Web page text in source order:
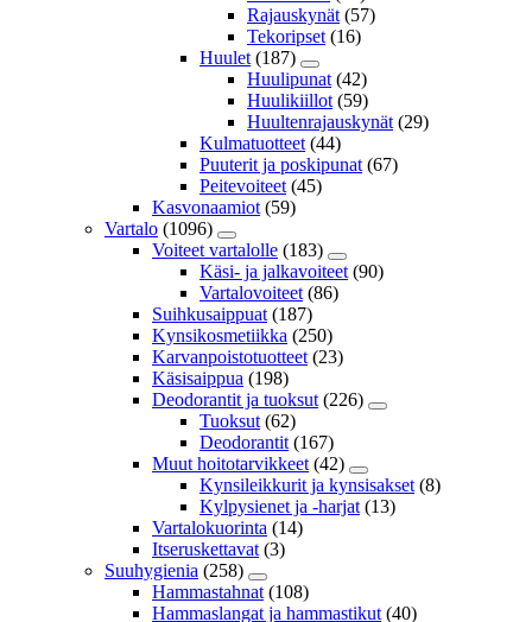
Rajauskynät (57)
Tekoripset (16)
Huulet (187)
Huulipunat (42)
Huulikiillot (59)
Huultenrajauskynät (29)
Kulmatuotteet (44)
Puuterit ja poskipunat (67)
Peitevoiteet (45)
Kasvonaamiot (59)
Vartalo (1096)
Voiteet vartalolle (183)
Käsi- ja jalkavoiteet (90)
Vartalovoiteet (86)
Suihkusaippuat (187)
Kynsikosmetiikka (250)
Karvanpoistotuotteet (23)
Käsisaippua (198)
Deodorantit ja tuoksut (226)
Tuoksut (62)
Deodorantit (167)
Muut hoitotarvikkeet (42)
Kynsileikkurit ja kynsisakset (8)
Kylpysienet ja -harjat (13)
Vartalokuorinta (14)
Itseruskettavat (3)
Suuhygienia (258)
Hammastahnat (108)
Hammaslangat ja hammastikut (40)